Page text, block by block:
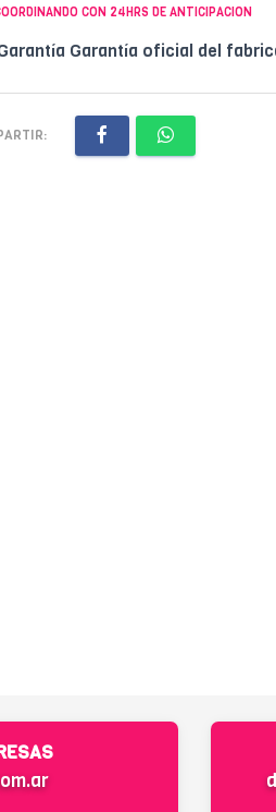
CON 24HRS DE ANTICIPACION
Garantía oficial del